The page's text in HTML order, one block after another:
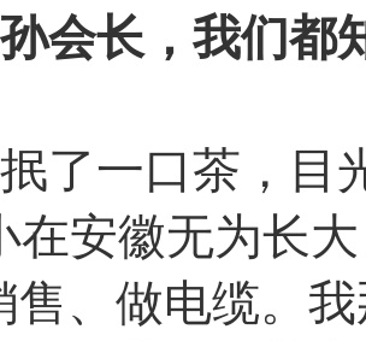
会长，我们都
了一口茶，目
在安徽无为长
售、做电缆。